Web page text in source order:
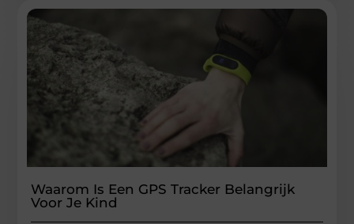
Waarom Is Een GPS Tracker Belangrijk
Voor Je Kind